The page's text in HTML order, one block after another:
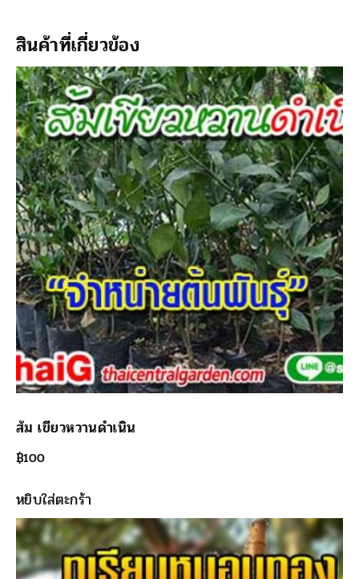
สินค้าที่เกี่ยวข้อง
ส้ม เขียวหวานดำเนิน
฿100
หยิบใส่ตะกร้า